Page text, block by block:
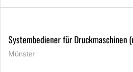
Systembediener für Druckmaschinen
Münster